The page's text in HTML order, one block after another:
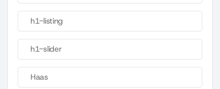
h1-listing
h1-slider
Haas